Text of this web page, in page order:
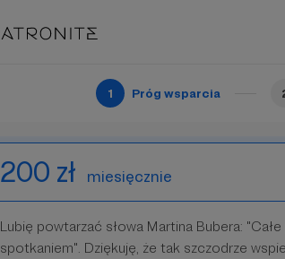
1 Próg wsparcia
⚓ przekazanie Ci wszystkich nagród z
200 zł miesięcznie
Lubię powtarzać słowa Martina Bubera:
spotkaniem". Dziękuję, że tak szczodrze